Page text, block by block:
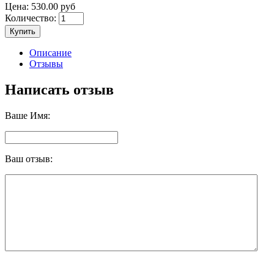
Цена: 530.00 руб
Количество:
Купить
Описание
Отзывы
Написать отзыв
Ваше Имя:
Ваш отзыв: